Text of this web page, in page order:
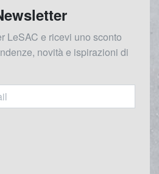
LeSAC e ricevi uno sconto
novità e ispirazioni di